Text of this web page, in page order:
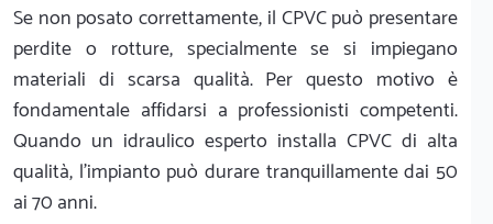
Se non posato correttamente, il CPVC può presentare
perdite o rotture, specialmente se si impiegano
materiali di scarsa qualità. Per questo motivo è
fondamentale affidarsi a professionisti competenti.
Quando un idraulico esperto installa CPVC di alta
qualità, l'impianto può durare tranquillamente dai 50
ai 70 anni.